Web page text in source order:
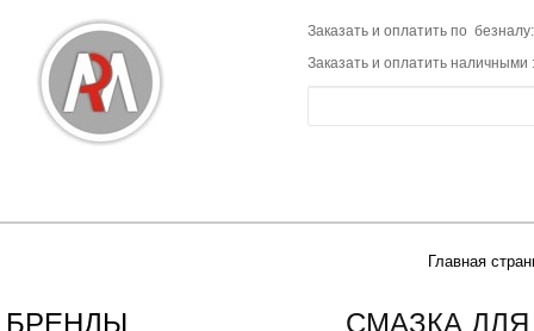
Заказать и оплатить по
Заказать и оплатить наличными
Главная
БРЕНДЫ
СМАЗКА